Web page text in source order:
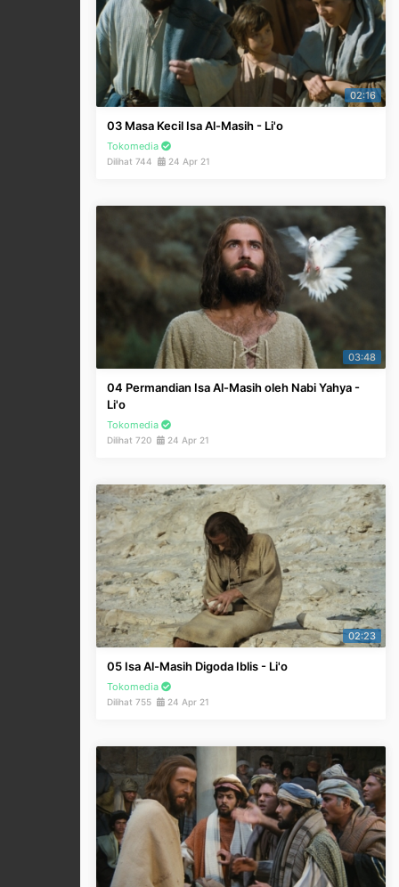
02:16
03 Masa Kecil Isa Al-Masih - Li'o
Tokomedia
Dilihat 744 24 Apr 21
03:48
04 Permandian Isa Al-Masih oleh Nabi Yahya -
Li'o
Tokomedia
Dilihat 720 24 Apr 21
02:23
05 Isa Al-Masih Digoda Iblis - Li'o
Tokomedia
Dilihat 755 24 Apr 21